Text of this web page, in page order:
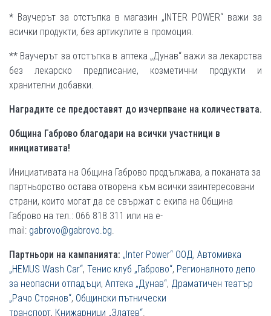
* Ваучерът за отстъпка в магазин „INTER POWER“ важи за
всички продукти, без артикулите в промоция.
** Ваучерът за отстъпка в аптека „Дунав“ важи за лекарства
без лекарско предписание, козметични продукти и
хранителни добавки.
Наградите се предоставят до изчерпване на количествата.
Община Габрово благодари на всички участници в
инициативата!
Инициативата на Община Габрово продължава, а поканата за
партньорство остава отворена към всички заинтересовани
страни, които могат да се свържат с екипа на Община
Габрово на тел.: 066 818 311 или на e-
mail: gabrovo@gabrovo.bg.
Партньори на кампанията: „Inter Power“ ООД, Автомивка
„HEMUS Wash Car“, Тенис клуб „Габрово“, Регионалното депо
за неопасни отпадъци, Аптека „Дунав“, Драматичен театър
„Рачо Стоянов“, Общински пътнически
транспорт, Книжарници „Златев“.